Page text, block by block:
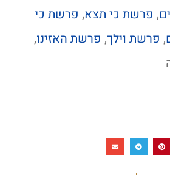
, פרשת כי תצא, פרשת כי
, פרשת וילך, פרשת האזינו,